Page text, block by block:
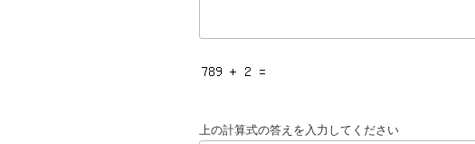
上の計算式の答えを入力してください